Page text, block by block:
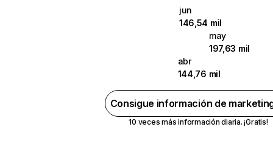
jun
146,54 mil
may
197,63 mil
abr
144,76 mil
Consigue información de
10 veces más información diaria. ¡Gratis!